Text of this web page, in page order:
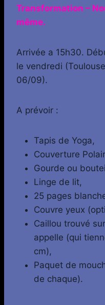
Transformation –
même.
Arrivée a 15h30.
le vendredi
06/09).
A prévoir :
Tapis de Yoga,
Couverture
Gourde ou
Linge de lit,
25 pages
Couvre yeux
Caillou trouvé
appelle (qui
cm),
Paquet de
de chaque).